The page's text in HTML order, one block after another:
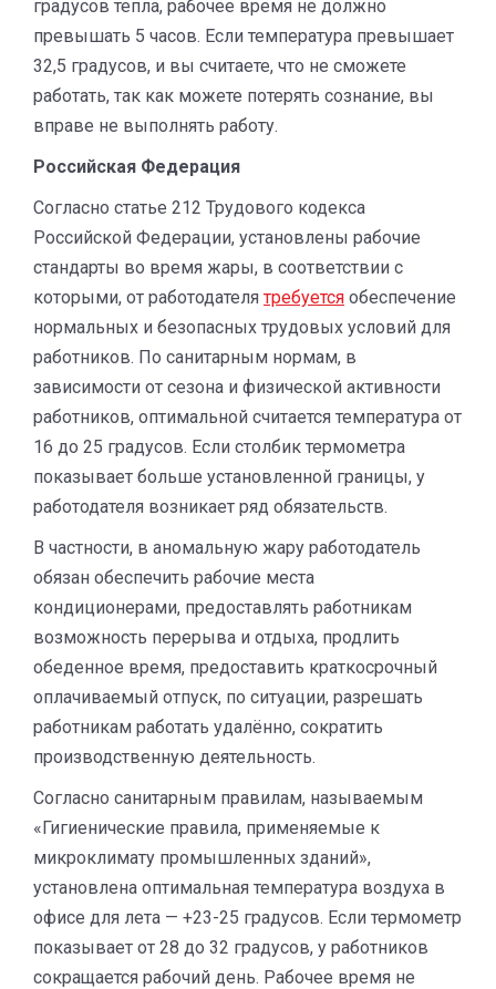
градусов тепла, рабочее время не должно
превышать 5 часов. Если температура превышает
32,5 градусов, и вы считаете, что не сможете
работать, так как можете потерять сознание, вы
вправе не выполнять работу.
Российская Федерация
Согласно статье 212 Трудового кодекса
Российской Федерации, установлены рабочие
стандарты во время жары, в соответствии с
которыми, от работодателя требуется обеспечение
нормальных и безопасных трудовых условий для
работников. По санитарным нормам, в
зависимости от сезона и физической активности
работников, оптимальной считается температура от
16 до 25 градусов. Если столбик термометра
показывает больше установленной границы, у
работодателя возникает ряд обязательств.
В частности, в аномальную жару работодатель
обязан обеспечить рабочие места
кондиционерами, предоставлять работникам
возможность перерыва и отдыха, продлить
обеденное время, предоставить краткосрочный
оплачиваемый отпуск, по ситуации, разрешать
работникам работать удалённо, сократить
производственную деятельность.
Согласно санитарным правилам, называемым
«Гигиенические правила, применяемые к
микроклимату промышленных зданий»,
установлена оптимальная температура воздуха в
офисе для лета — +23-25 градусов. Если термометр
показывает от 28 до 32 градусов, у работников
сокращается рабочий день. Рабочее время не